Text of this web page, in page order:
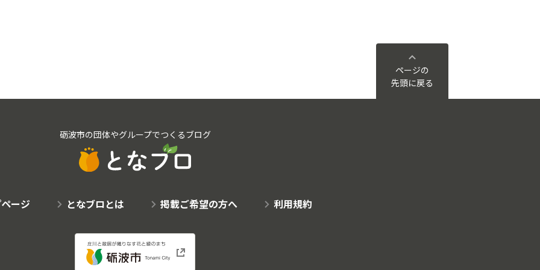
ページの
先頭に戻る
砺波市の団体やグループでつくるブログ
ージ となブロとは 掲載ご希望の方へ 利用規約